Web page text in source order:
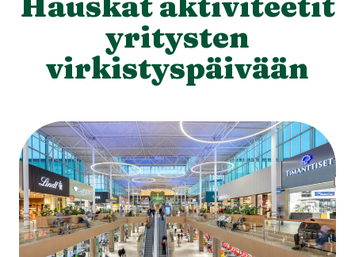
yritysten
virkistyspäivään